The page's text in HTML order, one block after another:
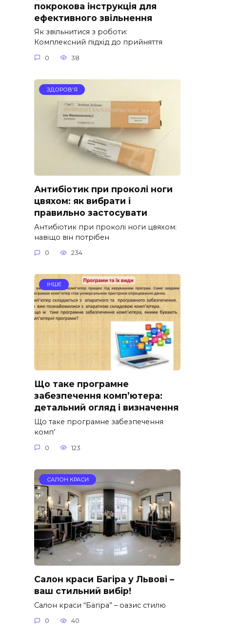
покрокова інструкція для
ефективного звільнення
Як звільнитися з роботи:
Комплексний підхід до прийняття
0 38
ЗДОРОВ'Я
Антибіотик при проколі ноги
цвяхом: як вибрати і
правильно застосувати
Антибіотик при проколі ноги цвяхом:
навіщо він потрібен
0 234
ІНШЕ
Що таке програмне
забезпечення комп’ютера:
детальний огляд і визначення
Що таке програмне забезпечення
комп’
0 123
САЛОН КРАСИ
Салон краси Багіра у Львові –
ваш стильний вибір!
Салон краси “Багіра” – оазис стилю
0 40